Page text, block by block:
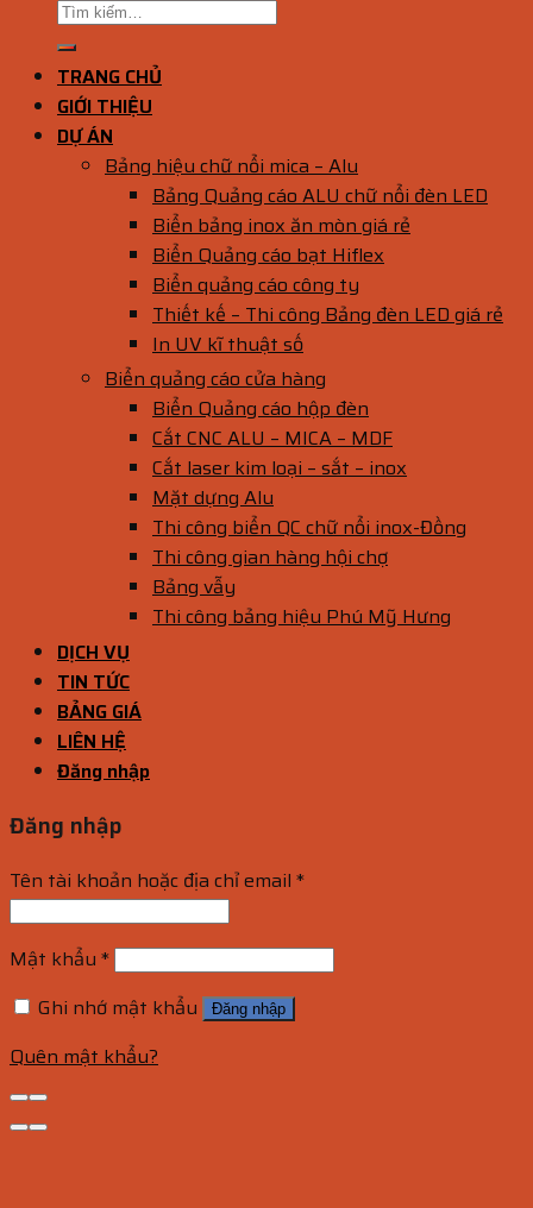
TRANG CHỦ
GIỚI THIỆU
DỰ ÁN
Bảng hiệu chữ nổi mica – Alu
Bảng Quảng cáo ALU chữ nổi đèn LED
Biển bảng inox ăn mòn giá rẻ
Biển Quảng cáo bạt Hiflex
Biển quảng cáo công ty
Thiết kế – Thi công Bảng đèn LED giá rẻ
In UV kĩ thuật số
Biển quảng cáo cửa hàng
Biển Quảng cáo hộp đèn
Cắt CNC ALU – MICA – MDF
Cắt laser kim loại – sắt – inox
Mặt dựng Alu
Thi công biển QC chữ nổi inox-Đồng
Thi công gian hàng hội chợ
Bảng vẫy
Thi công bảng hiệu Phú Mỹ Hưng
DỊCH VỤ
TIN TỨC
BẢNG GIÁ
LIÊN HỆ
Đăng nhập
Đăng nhập
Tên tài khoản hoặc địa chỉ email *
Mật khẩu *
Ghi nhớ mật khẩu
Đăng nhập
Quên mật khẩu?